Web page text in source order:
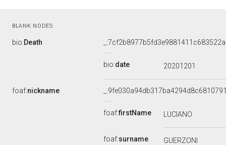
BLANK NODES
bio:Death
bio:date 20201201
foaf:nickname
foaf:firstName LUCIANO
foaf:surname GUERZONI